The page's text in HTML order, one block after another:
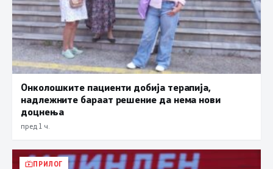
Онколошките пациенти добија терапија,
надлежните бараат решение да нема нови
доцнења
пред 1 ч.
ПРИЛОГ